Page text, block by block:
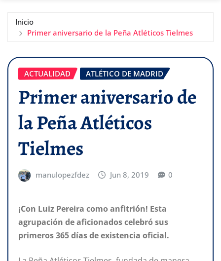
Inicio
Primer aniversario de la Peña Atléticos Tielmes
ACTUALIDAD ATLÉTICO DE MADRID
Primer aniversario de
la Peña Atléticos
Tielmes
manulopezfdez Jun 8, 2019 0
¡Con Luiz Pereira como anfitrión! Esta
agrupación de aficionados celebró sus
primeros 365 días de existencia oficial.